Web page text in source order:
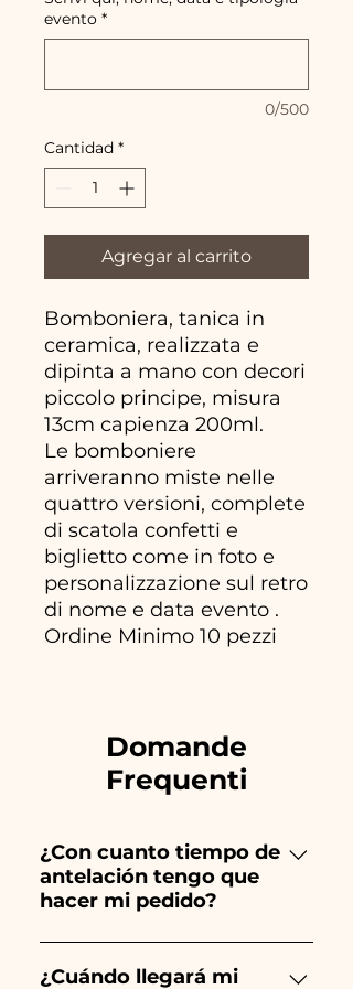
evento *
0/500
Cantidad *
Agregar al carrito
Bomboniera, tanica in
ceramica, realizzata e
dipinta a mano con decori
piccolo principe, misura
13cm capienza 200ml.
Le bomboniere
arriveranno miste nelle
quattro versioni, complete
di scatola confetti e
biglietto come in foto e
personalizzazione sul retro
di nome e data evento .
Ordine Minimo 10 pezzi
Domande
Frequenti
¿Con cuanto tiempo de
antelación tengo que
hacer mi pedido?
Ceramiche Ania crea y pinta
totalmente a mano, ¡por lo que
¿Cuándo llegará mi